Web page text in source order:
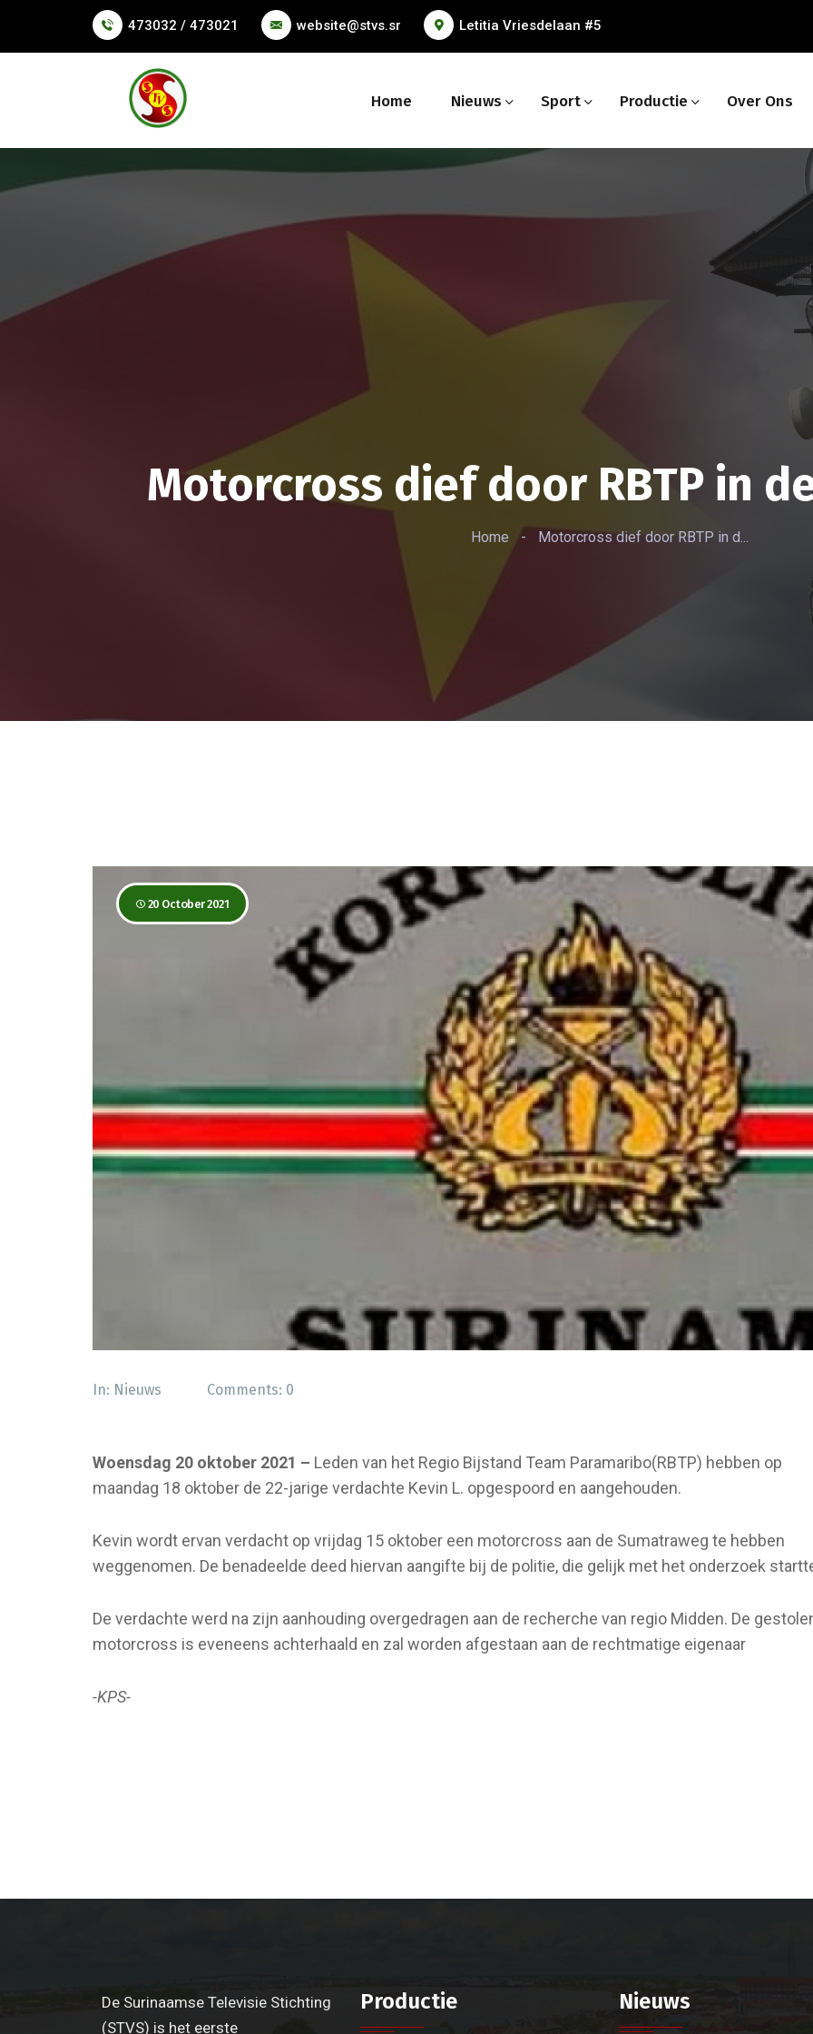
473032 / 473021 website@stvs.sr Letitia Vriesdelaan #5
Home Nieuws Sport Productie Over Ons
Motorcross dief door RBTP in
Home - Motorcross dief door RBTP in d...
20 October 2021
In: Nieuws Comments: 0
Woensdag 20 oktober 2021 – Leden van het Regio Bijstand Team Paramaribo(RBTP) hebben op
maandag 18 oktober de 22-jarige verdachte Kevin L. opgespoord en aangehouden.
Kevin wordt ervan verdacht op vrijdag 15 oktober een motorcross aan de Sumatraweg te hebben
weggenomen. De benadeelde deed hiervan aangifte bij de politie, die gelijk met het onderzoek
De verdachte werd na zijn aanhouding overgedragen aan de recherche van regio Midden. De
motorcross is eveneens achterhaald en zal worden afgestaan aan de rechtmatige eigenaar
-KPS-
De Surinaamse Televisie Stichting
(STVS) is het eerste
Productie Nieuws